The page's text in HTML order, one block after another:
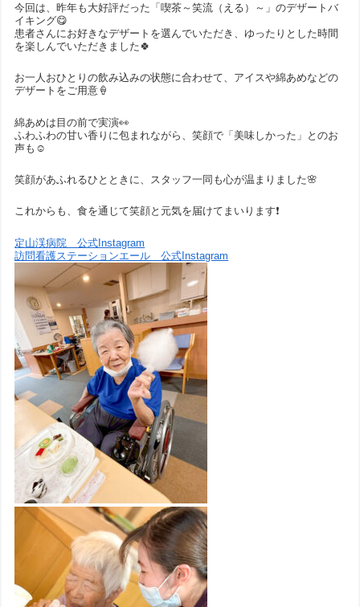
今回は、昨年も大好評だった「喫茶～笑流（える）～」のデザートバ
イキング😋
患者さんにお好きなデザートを選んでいただき、ゆったりとした時間
を楽しんでいただきました🍀
お一人おひとりの飲み込みの状態に合わせて、アイスや綿あめなどの
デザートをご用意🍦
綿あめは目の前で実演👀
ふわふわの甘い香りに包まれながら、笑顔で「美味しかった」とのお
声も☺️
笑顔があふれるひとときに、スタッフ一同も心が温まりました🌸
これからも、食を通じて笑顔と元気を届けてまいります❗️
定山渓病院 公式Instagram
訪問看護ステーションエール 公式Instagram